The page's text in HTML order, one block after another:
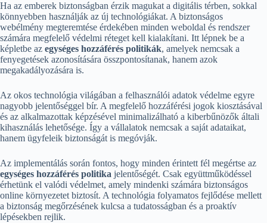
Ha az emberek biztonságban érzik magukat a digitális térben, sokkal
könnyebben használják az új technológiákat. A biztonságos
webélmény megteremtése érdekében minden weboldal és rendszer
számára megfelelő védelmi réteget kell kialakítani. Itt lépnek be a
képletbe az egységes hozzáférés politikák, amelyek nemcsak a
fenyegetések azonosítására összpontosítanak, hanem azok
megakadályozására is.
Az okos technológia világában a felhasználói adatok védelme egyre
nagyobb jelentőséggel bír. A megfelelő hozzáférési jogok kiosztásával
és az alkalmazottak képzésével minimalizálható a kiberbűnözők általi
kihasználás lehetősége. Így a vállalatok nemcsak a saját adataikat,
hanem ügyfeleik biztonságát is megóvják.
Az implementálás során fontos, hogy minden érintett fél megértse az
egységes hozzáférés politika jelentőségét. Csak együttműködéssel
érhetünk el valódi védelmet, amely mindenki számára biztonságos
online környezetet biztosít. A technológia folyamatos fejlődése mellett
a biztonság megőrzésének kulcsa a tudatosságban és a proaktív
lépésekben rejlik.